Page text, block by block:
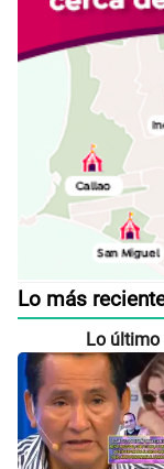
Lo más
Lo último